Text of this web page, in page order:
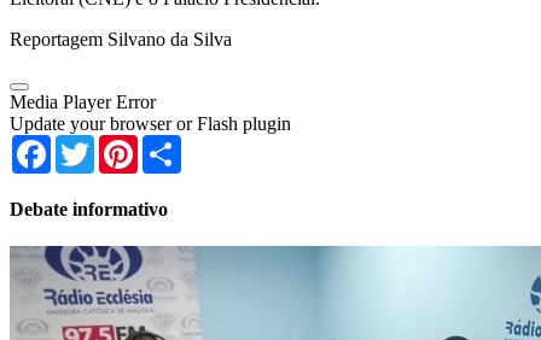
Reportagem Silvano da Silva
Media Player Error
Update your browser or Flash plugin
Facebook
TwitterPinterest
Debate informativo